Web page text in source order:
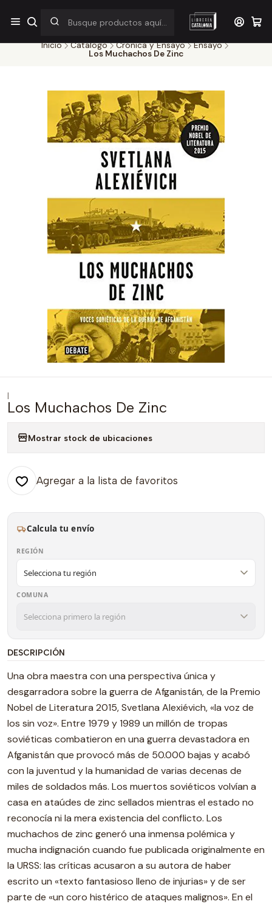
¡Por pocos días! Despacho a $1.000 en RM por compras sobre
$38.000
Inicio Catálogo Crónica y Ensayo
Ensayo
Los Muchachos De Zinc
|
Los Muchachos De Zinc
Mostrar stock de ubicaciones
Agregar a la lista de favoritos
Calcula tu envío
REGIÓN
COMUNA
DESCRIPCIÓN
Una obra maestra con una perspectiva única y
desgarradora sobre la guerra de Afganistán, de la Premio
Nobel de Literatura 2015, Svetlana Alexiévich, «la voz de
los sin voz». Entre 1979 y 1989 un millón de tropas
soviéticas combatieron en una guerra devastadora en
Afganistán que provocó más de 50.000 bajas y acabó
con la juventud y la humanidad de varias decenas de
miles de soldados más. Los muertos soviéticos volvían a
casa en ataúdes de zinc sellados mientras el estado no
reconocía ni la mera existencia del conflicto. Los
muchachos de zinc generó una inmensa polémica y
mucha indignación cuando fue publicada originalmente en
la URSS: las críticas acusaron a su autora de haber
escrito un «texto fantasioso lleno de injurias» y de ser
parte de «un coro histérico de ataques malignos». En el